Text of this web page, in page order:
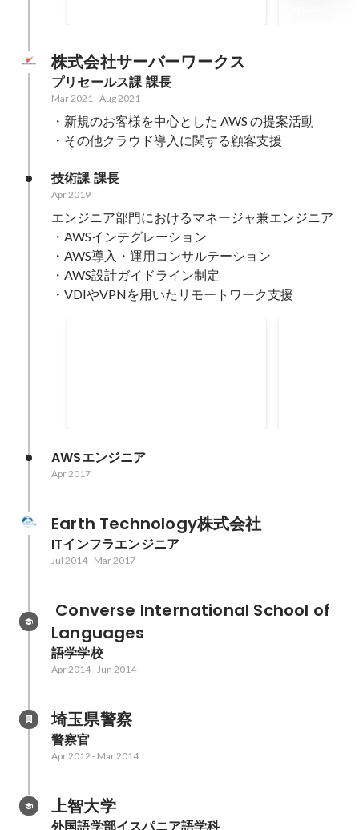
株式会社サーバーワークス
プリセールス課 課長
Mar 2021 -Aug 2021
・新規のお客様を中心とした AWS の提案活動
・その他クラウド導入に関する顧客支援
技術課 課長
Apr 2019
エンジニア部門におけるマネージャ兼エンジニア
・AWSインテグレーション
・AWS導入・運用コンサルテーション
・AWS設計ガイドライン制定
・VDIやVPNを用いたリモートワーク支援
AWSエンジニア
Apr 2017
Earth Technology株式会社
ITインフラエンジニア
Jul 2014- Mar 2017
Languages
語学学校
Apr 2014- Jun 2014
埼玉県警察
警察官
Apr 2012 - Mar 2014
上智大学
外国語学部イスパニア語学科